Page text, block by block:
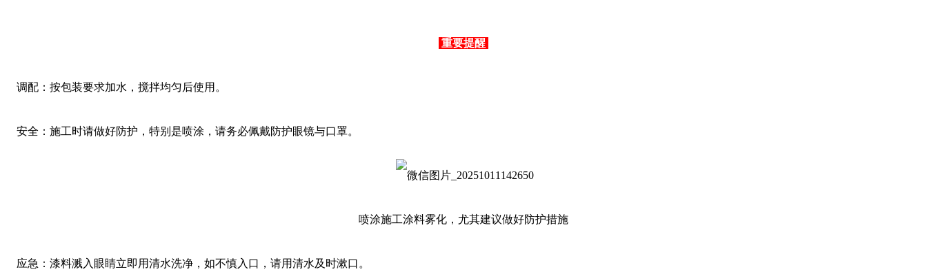
重要提醒
调配：按包装要求加水，搅拌均匀后使用。
安全：施工时请做好防护，特别是喷涂，请务必佩戴防护眼镜与口罩。
喷涂施工涂料雾化，尤其建议做好防护措施
应急：漆料溅入眼睛立即用清水洗净，如不慎入口，请用清水及时漱口。